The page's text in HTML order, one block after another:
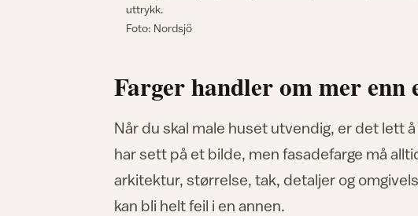
uttrykk.
Foto: Nordsjö
Farger handler om mer enn
Når du skal male huset utvendig, er det lett
har sett på et bilde, men fasadefarge må
arkitektur, størrelse, tak, detaljer og
kan bli helt feil i en annen.